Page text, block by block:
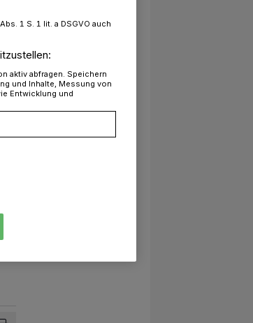
1 S. 1 lit. a DSGVO auch
aktiv abfragen. Speichern
und Inhalte, Messung von
Entwicklung und